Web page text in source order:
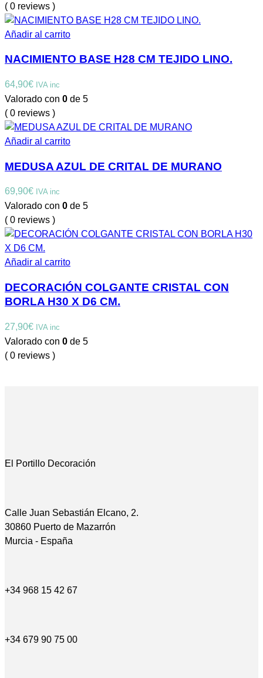
( 0 reviews )
Añadir al carrito
NACIMIENTO BASE H28 CM TEJIDO LINO.
64,90€ IVA inc
Valorado con 0 de 5
( 0 reviews )
Añadir al carrito
MEDUSA AZUL DE CRITAL DE MURANO
69,90€ IVA inc
Valorado con 0 de 5
( 0 reviews )
Añadir al carrito
DECORACIÓN COLGANTE CRISTAL CON
BORLA H30 X D6 CM.
27,90€ IVA inc
Valorado con 0 de 5
( 0 reviews )
El Portillo Decoración
Calle Juan Sebastián Elcano, 2.
30860 Puerto de Mazarrón
Murcia - España
+34 968 15 42 67
+34 679 90 75 00